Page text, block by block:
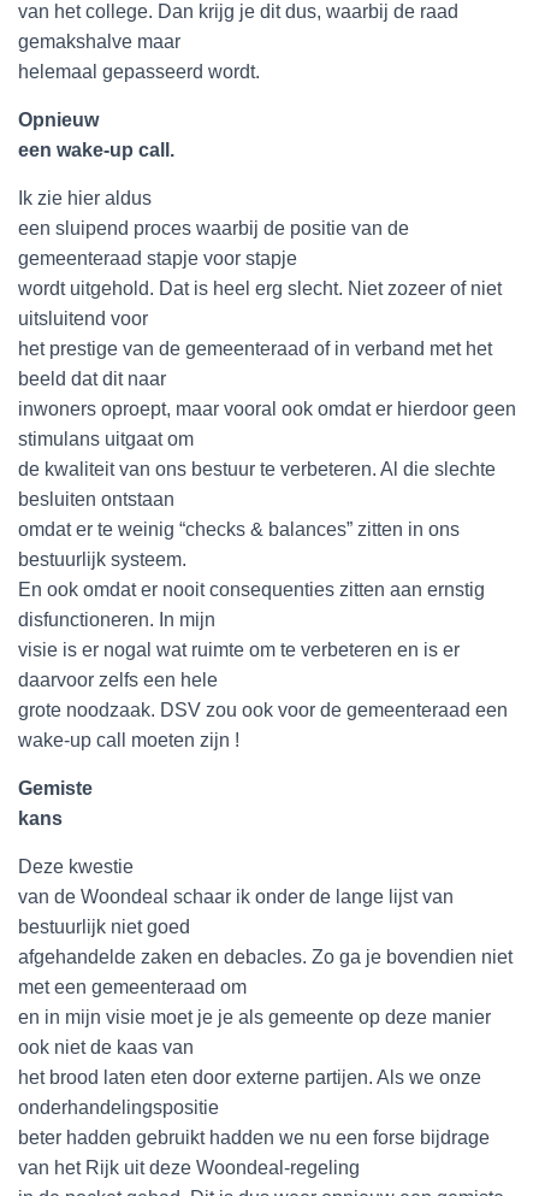
van het college. Dan krijg je dit dus, waarbij de raad
gemakshalve maar
helemaal gepasseerd wordt.
Opnieuw
een wake-up call.
Ik zie hier aldus
een sluipend proces waarbij de positie van de
gemeenteraad stapje voor stapje
wordt uitgehold. Dat is heel erg slecht. Niet zozeer of niet
uitsluitend voor
het prestige van de gemeenteraad of in verband met het
beeld dat dit naar
inwoners oproept, maar vooral ook omdat er hierdoor geen
stimulans uitgaat om
de kwaliteit van ons bestuur te verbeteren. Al die slechte
besluiten ontstaan
omdat er te weinig “checks & balances” zitten in ons
bestuurlijk systeem.
En ook omdat er nooit consequenties zitten aan ernstig
disfunctioneren. In mijn
visie is er nogal wat ruimte om te verbeteren en is er
daarvoor zelfs een hele
grote noodzaak. DSV zou ook voor de gemeenteraad een
wake-up call moeten zijn !
Gemiste
kans
Deze kwestie
van de Woondeal schaar ik onder de lange lijst van
bestuurlijk niet goed
afgehandelde zaken en debacles. Zo ga je bovendien niet
met een gemeenteraad om
en in mijn visie moet je je als gemeente op deze manier
ook niet de kaas van
het brood laten eten door externe partijen. Als we onze
onderhandelingspositie
beter hadden gebruikt hadden we nu een forse bijdrage
van het Rijk uit deze Woondeal-regeling